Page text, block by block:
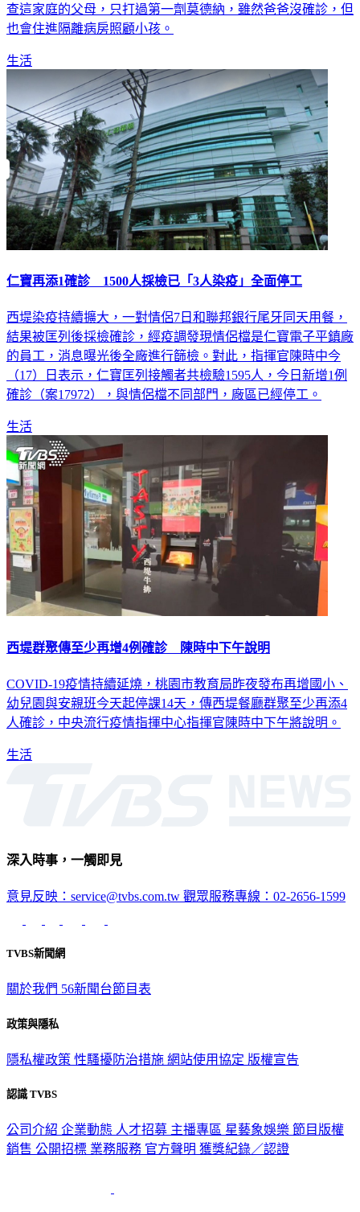
查這家庭的父母，只打過第一劑莫德納，雖然爸爸沒確診，但
也會住進隔離病房照顧小孩。
生活
仁寶再添1確診 1500人採檢已「3人染疫」全面停工
西堤染疫持續擴大，一對情侶7日和聯邦銀行尾牙同天用餐，
結果被匡列後採檢確診，經疫調發現情侶檔是仁寶電子平鎮廠
的員工，消息曝光後全廠進行篩檢。對此，指揮官陳時中今
（17）日表示，仁寶匡列接觸者共檢驗1595人，今日新增1例
確診（案17972），與情侶檔不同部門，廠區已經停工。
生活
西堤群聚傳至少再增4例確診 陳時中下午說明
COVID-19疫情持續延燒，桃園市教育局昨夜發布再增國小、
幼兒園與安親班今天起停課14天，傳西堤餐廳群聚至少再添4
人確診，中央流行疫情指揮中心指揮官陳時中下午將說明。
生活
深入時事，一觸即見
意見反映：service@tvbs.com.tw 觀眾服務專線：02-2656-1599
TVBS新聞網
關於我們 56新聞台節目表
政策與隱私
隱私權政策 性騷擾防治措施 網站使用協定 版權宣告
認識 TVBS
公司介紹 企業動態 人才招募 主播專區 星藝象娛樂 節目版權
銷售 公開招標 業務服務 官方聲明 獲獎紀錄／認證